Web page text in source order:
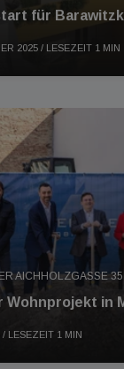
für
2025 / LESEZEIT 1 MIN
AICHHOLZGASSE 35
in
/ LESEZEIT 1 MIN